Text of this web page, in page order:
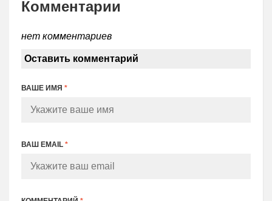
Комментарии
нет комментариев
Оставить комментарий
ВАШЕ ИМЯ *
ВАШ EMAIL *